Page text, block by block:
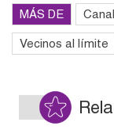
MÁS DE
Vecinos al límite